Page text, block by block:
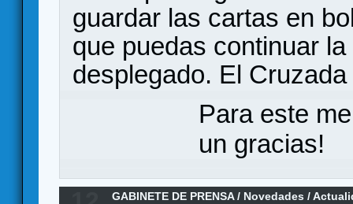
guardar las cartas en
que puedas continuar
desplegado. El
Para este
un gracias!
GABINETE DE PRENSA/ Novedades /